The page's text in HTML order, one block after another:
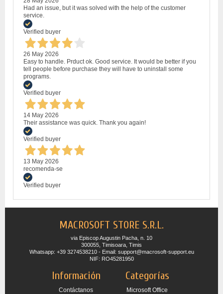
Had an issue, but it was solved with the help of the customer
service.
Verified buyer
26 May 2026
Easy to handle. Prduct ok. Good service. It would be better if you
tell people before purchase they will have to uninstall some
programs.
Verified buyer
14 May 2026
Their assistance was quick. Thank you again!
Verified buyer
13 May 2026
recomenda-se
Verified buyer
MACROSOFT STORE S.R.L.
via Episcop Augustin Pacha, n. 10
300055, Timisoara, Timis
Whatsapp: +39 3274538210 - Email: support@macrosoft-support.eu
NIF: RO45281950
Información
Contáctanos
Categorías
Microsoft Office